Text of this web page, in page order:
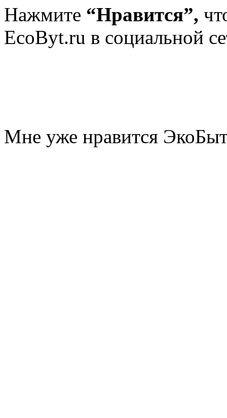
Нажмите “Нравится”,
EcoByt.ru в социальной
Мне уже нравится